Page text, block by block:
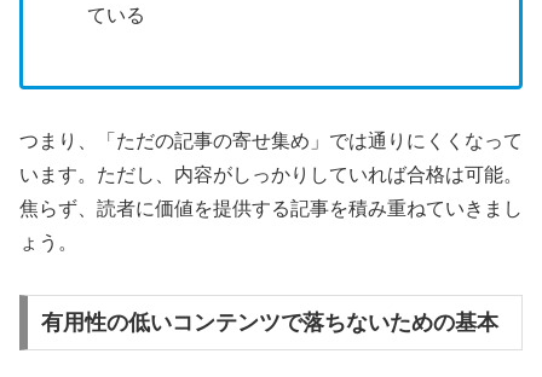
ている
つまり、「ただの記事の寄せ集め」では通りにくくなって
います。ただし、内容がしっかりしていれば合格は可能。
焦らず、読者に価値を提供する記事を積み重ねていきまし
ょう。
有用性の低いコンテンツで落ちないための基本